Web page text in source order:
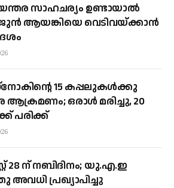
സാഹചര്യം ഉണ്ടായാല്‍
ആയങ്കിയെ വെടിവയ്ക്കാന്‍
15 കപ്പലുകള്‍ക്കു
ആക്രമണം; ഒരാള്‍ മരിച്ചു, 20
പരിക്ക്
28 ന് നബിദിനം; യു.എ.ഇ
പ്രഖ്യാപിച്ചു